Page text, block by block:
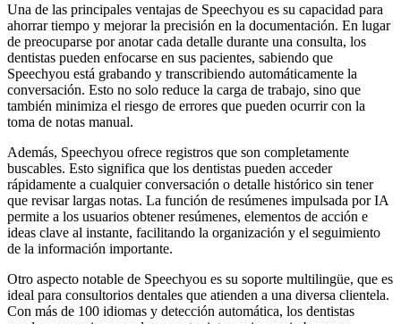
Una de las principales ventajas de Speechyou es su capacidad para
ahorrar tiempo y mejorar la precisión en la documentación. En lugar
de preocuparse por anotar cada detalle durante una consulta, los
dentistas pueden enfocarse en sus pacientes, sabiendo que
Speechyou está grabando y transcribiendo automáticamente la
conversación. Esto no solo reduce la carga de trabajo, sino que
también minimiza el riesgo de errores que pueden ocurrir con la
toma de notas manual.
Además, Speechyou ofrece registros que son completamente
buscables. Esto significa que los dentistas pueden acceder
rápidamente a cualquier conversación o detalle histórico sin tener
que revisar largas notas. La función de resúmenes impulsada por IA
permite a los usuarios obtener resúmenes, elementos de acción e
ideas clave al instante, facilitando la organización y el seguimiento
de la información importante.
Otro aspecto notable de Speechyou es su soporte multilingüe, que es
ideal para consultorios dentales que atienden a una diversa clientela.
Con más de 100 idiomas y detección automática, los dentistas